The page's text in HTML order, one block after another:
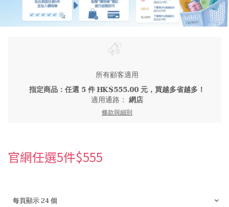
所有顧客適用
指定商品：任選 5 件 HK$555.00 元，買越多省越多！
適用通路： 網店
條款與細則
官網任選5件$555
每頁顯示 24 個